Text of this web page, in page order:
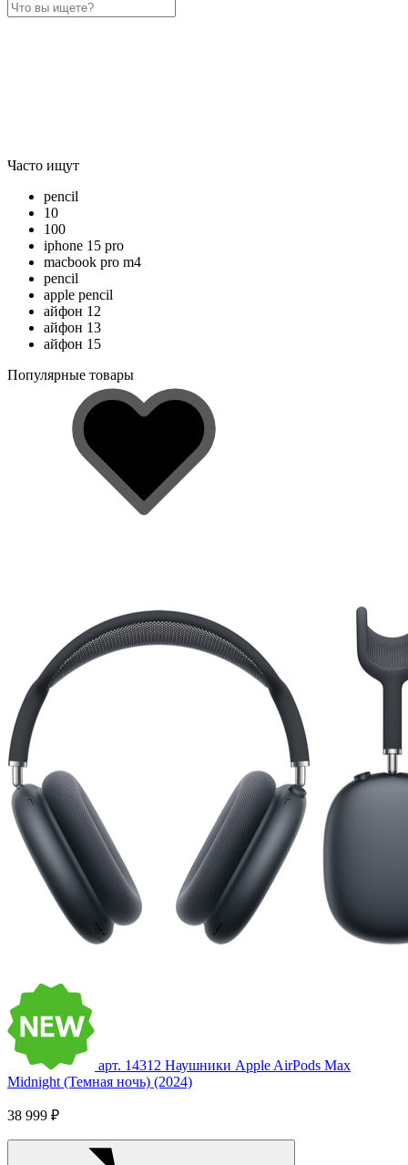
Часто ищут
pencil
10
100
iphone 15 pro
macbook pro m4
pencil
apple pencil
айфон 12
айфон 13
айфон 15
Популярные товары
арт. 14312 Наушники Apple AirPods Max
Midnight (Темная ночь) (2024)
38 999 ₽